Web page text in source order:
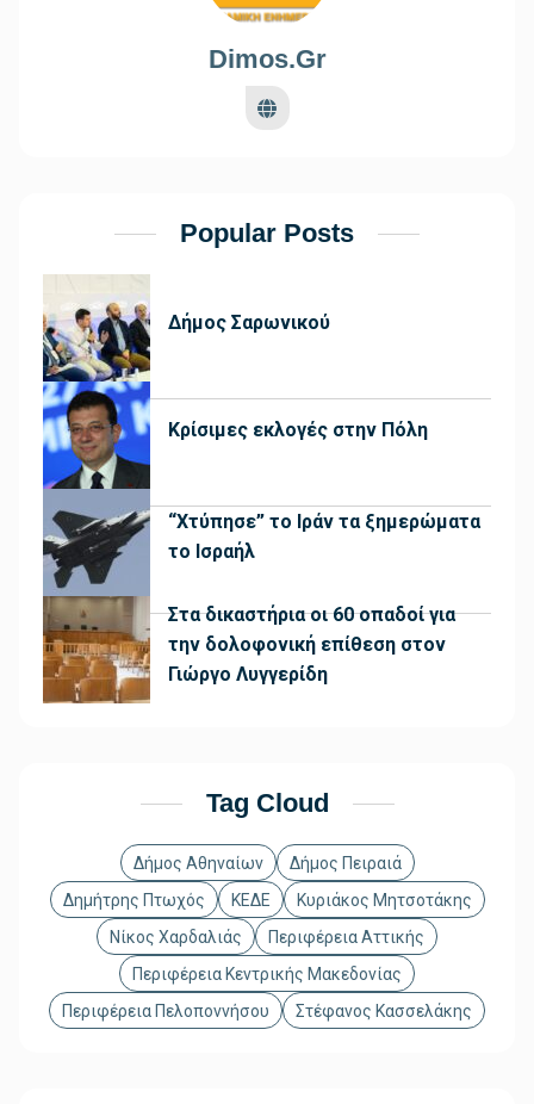
Dimos.gr
Popular Posts
Δήμος Σαρωνικού
Κρίσιμες εκλογές στην Πόλη
“Χτύπησε” το Ιράν τα ξημερώματα
το Ισραήλ
Στα δικαστήρια οι 60 οπαδοί για
την δολοφονική επίθεση στον
Γιώργο Λυγγερίδη
Tag Cloud
Δήμος Αθηναίων
Δήμος Πειραιά
Δημήτρης Πτωχός
ΚΕΔΕ
Κυριάκος Μητσοτάκης
Νίκος Χαρδαλιάς
Περιφέρεια Αττικής
Περιφέρεια Κεντρικής Μακεδονίας
Περιφέρεια Πελοποννήσου
Στέφανος Κασσελάκης